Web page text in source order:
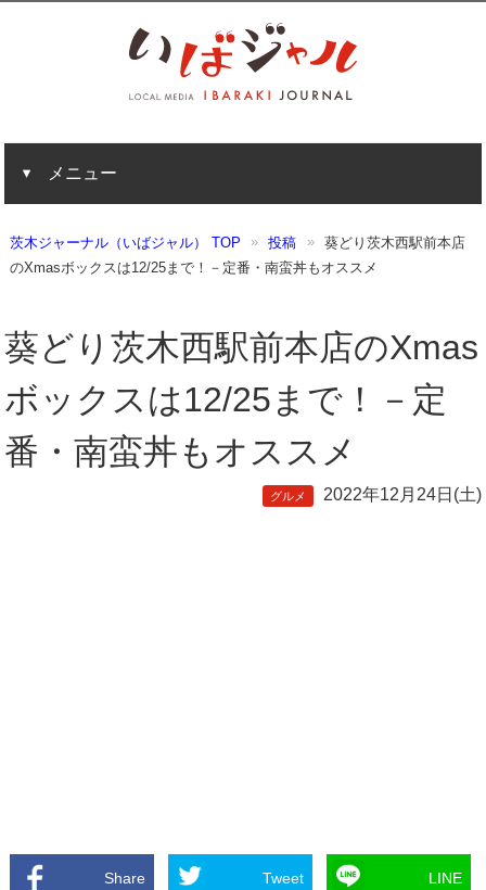
メニュー
茨木ジャーナル（いばジャル） TOP 投稿
葵どり茨木西駅前本店
のXmasボックスは12/25まで！－定番・南蛮丼もオススメ
葵どり茨木西駅前本店のXmas
ボックスは12/25まで！－定
番・南蛮丼もオススメ
グルメ 2022年12月24日(土)
Share Tweet LINE